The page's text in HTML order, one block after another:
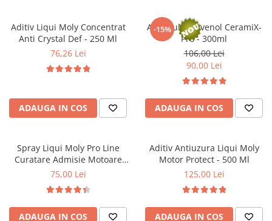
Filtre uscator
Filtre hidraulice
Filtre epurator
Placute frana
Discuri frana
Senzori uzura placute
Tamburi frana
Cablu frana de mana
Suport etrier
Electrice
Aditiv Liqui Moly Concentrat
Anti Crystal Def - 250 Ml
76,26 Lei
ADAUGA IN COS
-15%
Aditiv ulei Ravenol CeramiX-
Pro - 300ml
106,00 Lei
90,00 Lei
ADAUGA IN COS
Spray Liqui Moly Pro Line
Curatare Admisie Motoare
Diesel Egr - 400Ml
75,00 Lei
ADAUGA IN COS
Aditiv Antiuzura Liqui Moly
Motor Protect - 500 Ml
125,00 Lei
ADAUGA IN COS